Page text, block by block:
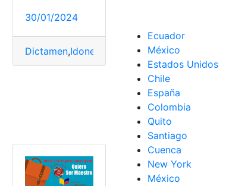
quiero
30/01/2024
Dictamen,Idoneidad Idoneos,lista,Maestro
Ecuador
México
Estados Unidos
Chile
España
Colombia
Quito
Santiago
Cuenca
New York
México